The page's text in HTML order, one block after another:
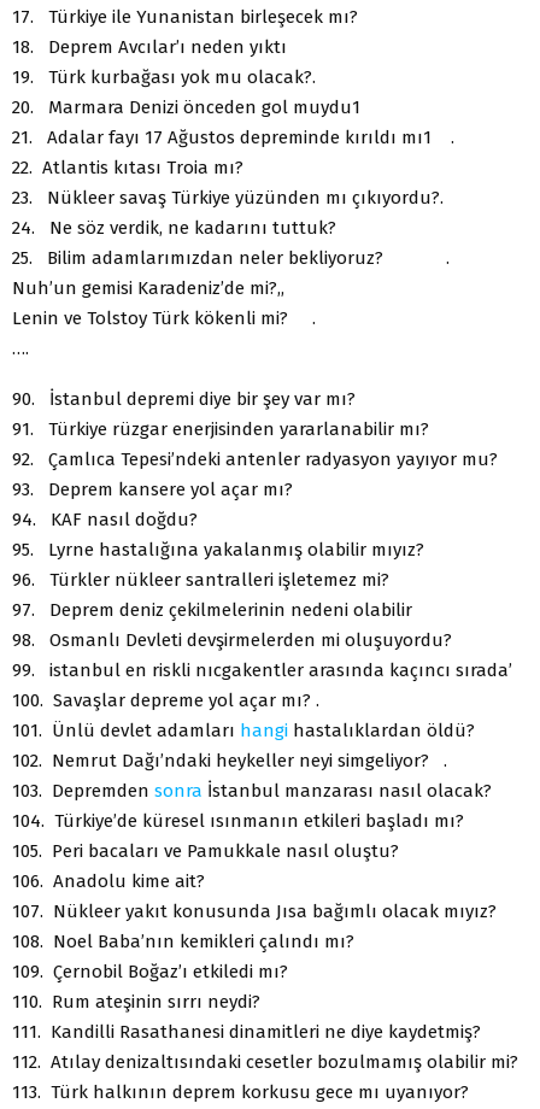
17. Türkiye ile Yunanistan birleşecek mı?
18. Deprem Avcılar’ı neden yıktı
19. Türk kurbağası yok mu olacak?.
20. Marmara Denizi önceden gol muydu1
21. Adalar fayı 17 Ağustos depreminde kırıldı mı1 .
22. Atlantis kıtası Troia mı?
23. Nükleer savaş Türkiye yüzünden mı çıkıyordu?.
24. Ne söz verdik, ne kadarını tuttuk?
25. Bilim adamlarımızdan neler bekliyoruz? .
Nuh’un gemisi Karadeniz’de mi?,,
Lenin ve Tolstoy Türk kökenli mi? .
….
90. İstanbul depremi diye bir şey var mı?
91. Türkiye rüzgar enerjisinden yararlanabilir mı?
92. Çamlıca Tepesi’ndeki antenler radyasyon yayıyor mu?
93. Deprem kansere yol açar mı?
94. KAF nasıl doğdu?
95. Lyrne hastalığına yakalanmış olabilir mıyız?
96. Türkler nükleer santralleri işletemez mi?
97. Deprem deniz çekilmelerinin nedeni olabilir
98. Osmanlı Devleti devşirmelerden mi oluşuyordu?
99. istanbul en riskli nıcgakentler arasında kaçıncı sırada’
100. Savaşlar depreme yol açar mı? .
101. Ünlü devlet adamları hangi hastalıklardan öldü?
102. Nemrut Dağı’ndaki heykeller neyi simgeliyor? .
103. Depremden sonra İstanbul manzarası nasıl olacak?
104. Türkiye’de küresel ısınmanın etkileri başladı mı?
105. Peri bacaları ve Pamukkale nasıl oluştu?
106. Anadolu kime ait?
107. Nükleer yakıt konusunda Jısa bağımlı olacak mıyız?
108. Noel Baba’nın kemikleri çalındı mı?
109. Çernobil Boğaz’ı etkiledi mı?
110. Rum ateşinin sırrı neydi?
111. Kandilli Rasathanesi dinamitleri ne diye kaydetmiş?
112. Atılay denizaltısındaki cesetler bozulmamış olabilir mi?
113. Türk halkının deprem korkusu gece mı uyanıyor?